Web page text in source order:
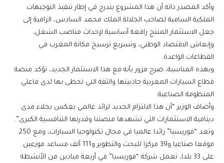
وأكد المصدر ذاته أن هذا المشروع يندرج في إطار تنفيذ التوجيهات
الملكية السامية لصاحب الجلالة الملك محمد السادس، الرامية إلى
جعل الاستثمار المنتج رافعة أساسية لإحداث مناصب الشغل،
وإنعاش الاقتصاد الوطني، وتسريع ترسيخ مكانة المغرب في
القطاعات الواعدة.
وبهذه المناسبة، صرح مزور بأنه مع هذا الاستثمار الجديد، تؤكد منصة
قطاع السيارات المغربية جاذبيتها والثقة التي تحظى بها لدى فاعلي
المنظومة الصناعية.
وأضاف الوزير “أن هذا الالتزام الجديد لرائد عالمي يعكس بجلاء مدى
دينامية الاستثمارات التي تشهدها منصتنا وقدرتها التنافسية الكبرى”.
وتعد “فوريسيا” رائدا عالميا في مجال تكنولوجيا السيارات، ومع 250
موقعا صناعيا و39 مركزا للبحث والتطوير و111 ألف مساعد موزعين
على 33 بلدا، تعمل شركة “فوريسيا” في أربعة ميادين من الأنشطة